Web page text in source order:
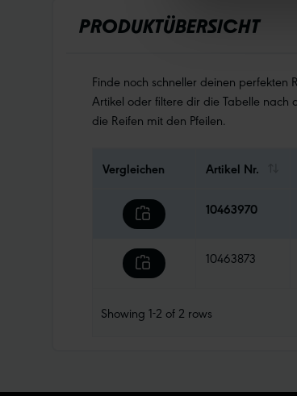
PRODUKTÜBERSICHT
Finde noch schneller deinen perfekten
Artikel oder filtere dir die Tabelle nach
die Reifen mit den Pfeilen.
Vergleichen Artikel Nr.
10463970
10463873
Showing 1-2 of 2 rows